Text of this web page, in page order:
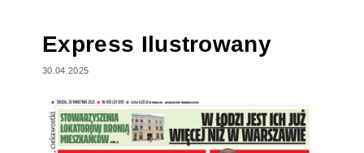
Express Ilustrowany
30.04.2025